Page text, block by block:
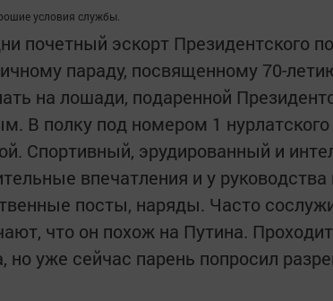
условия службы.
почетный эскорт Президентского
параду, посвященному 70-
на лошади, подаренной
В полку под номером 1
Спортивный, эрудированный и
впечатления и у
посты, наряды. Часто
что он похож на Путина.
но уже сейчас парень попросил